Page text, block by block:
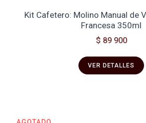
Kit Cafetero: Molino Manual de
Francesa 350ml
$ 89 900
VER DETALLES